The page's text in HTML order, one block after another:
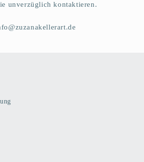
unverzüglich kontaktieren.